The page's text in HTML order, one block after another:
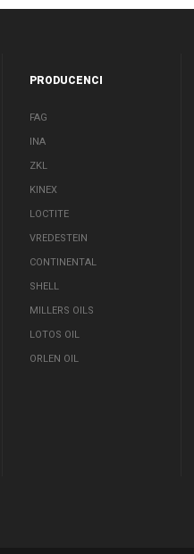
PRODUCENCI
FAG
INA
ZKL
KINEX
LOCTITE
VREDESTEIN
CONTINENTAL
SHELL
MILLERS OILS
LOTOS OIL
ORLEN OIL